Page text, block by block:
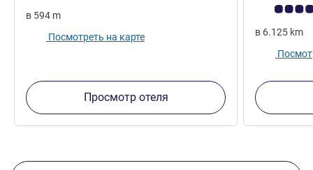
в 594 m
Посмотреть на карте
Просмотр отеля
в 6.125 km